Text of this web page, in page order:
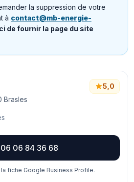
la suppression de votre
à contact@mb-energie-
de fournir la page du site
Brasles
5,0
06 06 84 36 68
fiche Google Business Profile.